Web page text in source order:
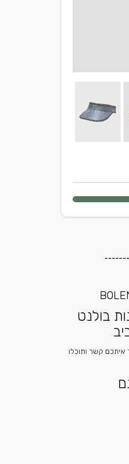
בולנט
(עד 24 שעות) ניצור איתכם קשר ותוכלו